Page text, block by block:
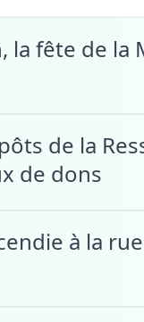
la fête de la
de la
de dons
à la